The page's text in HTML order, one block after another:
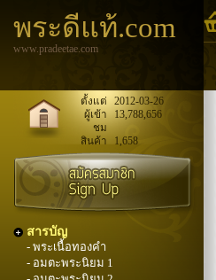
พระดีแท้.com
www.pradeetae.com
ตั้งแต่
2012-03-26
ผู้เข้า
ชม
13,788,656
สินค้า 1,658
สารบัญ
- พระเนื้อทองคำ
- อมตะพระนิยม 1